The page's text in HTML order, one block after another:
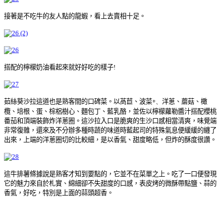
接著是不吃牛的友人點的龍蝦，看上去賣相十足。
搭配的檸檬奶油看起來就好好吃的樣子!
茹絲葵沙拉這道也是熟客間的口碑菜。以萵苣、 波菜+、 洋蔥、 蘑菇、 橄
欖、 培根、 蛋、 棕梠樹心、 麵包丁、 藍乳酪，並佐以檸檬蘿勒醬汁搭配櫻桃
番茄和頂端裝飾炸洋蔥圈。這沙拉入口是脆爽的生沙口感相當清爽，味覺端
非常復雜，還來及不分辦多種時蔬的味道時藍起司的特殊氣息便緩緩的纏了
出來，上端的洋蔥圈切的比較細，是以香氣、甜度略低，但炸的酥度很讚。
這牛排薯條據說是熟客才知到要點的，它並不在菜單之上。吃了一口便發現
它的魅力來自於札實、綿細卻不失甜度的口感，表皮烤的微酥帶點鹽、蒜的
香氣，好吃，特別是上面的蒜頭超香。